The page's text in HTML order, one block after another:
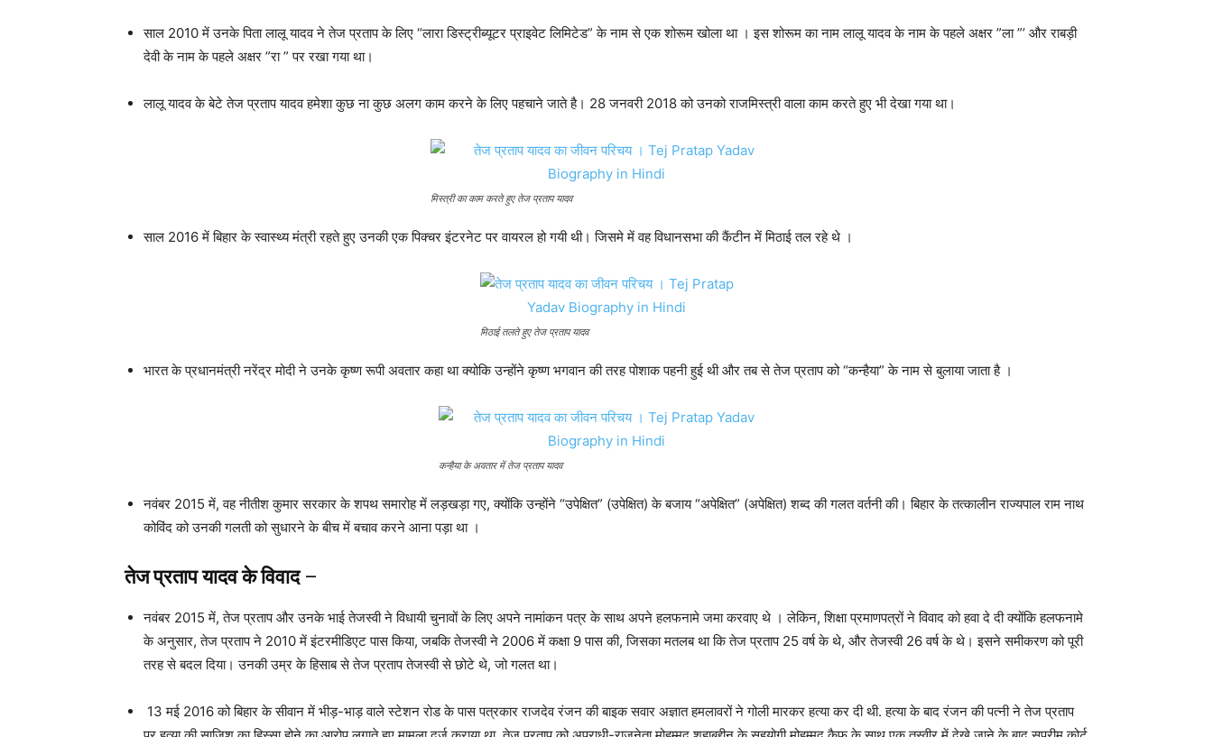
साल 2010 में उनके पिता लालू यादव ने तेज प्रताप के लिए “लारा डिस्ट्रीब्यूटर प्राइवेट लिमिटेड” के नाम से एक शोरूम खोला था । इस शोरूम का नाम लालू यादव के नाम के पहले अक्षर ”ला ”’ और राबड़ी
देवी के नाम के पहले अक्षर ”रा ” पर रखा गया था।
लालू यादव के बेटे तेज प्रताप यादव हमेशा कुछ ना कुछ अलग काम करने के लिए पहचाने जाते है। 28 जनवरी 2018 को उनको राजमिस्त्री वाला काम करते हुए भी देखा गया था।
मिस्त्री का काम करते हुए तेज प्रताप यादव
साल 2016 में बिहार के स्वास्थ्य मंत्री रहते हुए उनकी एक पिक्चर इंटरनेट पर वायरल हो गयी थी। जिसमे में वह विधानसभा की कैंटीन में मिठाई तल रहे थे ।
मिठाई तलते हुए तेज प्रताप यादव
भारत के प्रधानमंत्री नरेंद्र मोदी ने उनके कृष्ण रूपी अवतार कहा था क्योकि उन्होंने कृष्ण भगवान की तरह पोशाक पहनी हुई थी और तब से तेज प्रताप को “कन्हैया” के नाम से बुलाया जाता है ।
कन्हैया के अवतार में तेज प्रताप यादव
नवंबर 2015 में, वह नीतीश कुमार सरकार के शपथ समारोह में लड़खड़ा गए, क्योंकि उन्होंने “उपेक्षित” (उपेक्षित) के बजाय “अपेक्षित” (अपेक्षित) शब्द की गलत वर्तनी की। बिहार के तत्कालीन राज्यपाल राम नाथ
कोविंद को उनकी गलती को सुधारने के बीच में बचाव करने आना पड़ा था ।
तेज प्रताप यादव के विवाद –
नवंबर 2015 में, तेज प्रताप और उनके भाई तेजस्वी ने विधायी चुनावों के लिए अपने नामांकन पत्र के साथ अपने हलफनामे जमा करवाए थे । लेकिन, शिक्षा प्रमाणपत्रों ने विवाद को हवा दे दी क्योंकि हलफनामे
के अनुसार, तेज प्रताप ने 2010 में इंटरमीडिएट पास किया, जबकि तेजस्वी ने 2006 में कक्षा 9 पास की, जिसका मतलब था कि तेज प्रताप 25 वर्ष के थे, और तेजस्वी 26 वर्ष के थे। इसने समीकरण को पूरी
तरह से बदल दिया। उनकी उम्र के हिसाब से तेज प्रताप तेजस्वी से छोटे थे, जो गलत था।
13 मई 2016 को बिहार के सीवान में भीड़-भाड़ वाले स्टेशन रोड के पास पत्रकार राजदेव रंजन की बाइक सवार अज्ञात हमलावरों ने गोली मारकर हत्या कर दी थी. हत्या के बाद रंजन की पत्नी ने तेज प्रताप